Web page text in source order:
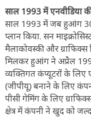
साल 1993 में एनवीडिया
साल 1993 में जब हुआंग
प्लान किया. सन
मैलाकोवस्की और ग्राफिक्स
मिलकर हुआंग ने अप्रैल
व्यक्तिगत कंप्यूटरों के लिए
(जीपीयू) बनाने के लिए
पीसी गेमिंग के लिए
क्षेत्र में कंपनी ने खुद को